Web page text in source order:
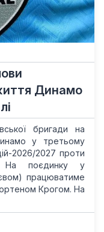
Динамо
бригади на
у третьому
2026/2027 проти
На поєдинку у
працюватиме
Крогом. На